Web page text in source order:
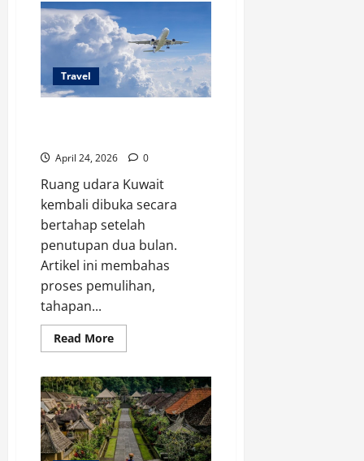
Martapura:
Keindahan
Malam
dan
Realita
Pagi
di
Banjarmasin
Travel
April 24, 2026 0
Ruang udara Kuwait
kembali dibuka secara
bertahap setelah
penutupan dua bulan.
Artikel ini membahas
proses pemulihan,
tahapan...
Read MoreRead
more
Udara
Kuwait
Dibuka,
Penerbangan
Mulai
Normal